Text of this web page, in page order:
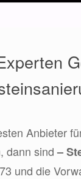
Anbieter
dann sind–
und die